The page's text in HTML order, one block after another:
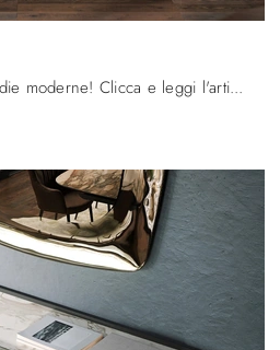
Scopri le più originali Madie moderne! Clicca e leggi l'articolo: madia Bonnie in laccato lucido, soluzione bella e funzionale.